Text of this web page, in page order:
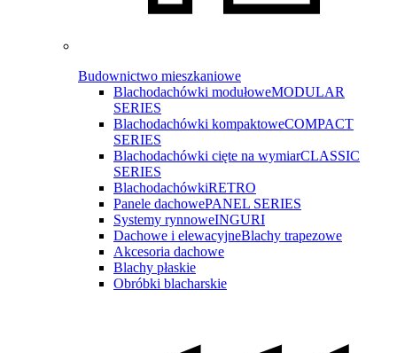
Budownictwo mieszkaniowe
Blachodachówki modułoweMODULAR
SERIES
Blachodachówki kompaktoweCOMPACT
SERIES
Blachodachówki cięte na wymiarCLASSIC
SERIES
BlachodachówkiRETRO
Panele dachowePANEL SERIES
Systemy rynnoweINGURI
Dachowe i elewacyjneBlachy trapezowe
Akcesoria dachowe
Blachy płaskie
Obróbki blacharskie